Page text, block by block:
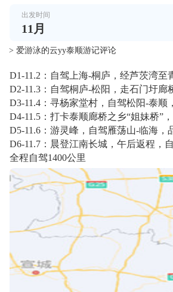
出发时间
11 月
> 爱游泳的云yy泰顺游记评论
D1-11.2：自驾上海-桐庐，经芦茨湾
D2-11.3：自驾桐庐-松阳，走石门圩
D3-11.4：寻杨家堂村，自驾松阳-泰
D4-11.5：打卡泰顺廊桥之乡“姐妹桥”
D5-11.6：游灵峰，自驾雁荡山-临海
D6-11.7：晨登江南长城，午后返程，
全程自驾1400公里